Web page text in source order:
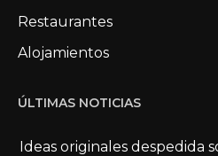
Restaurantes
Alojamientos
ÚLTIMAS NOTICIAS
Ideas originales despedida